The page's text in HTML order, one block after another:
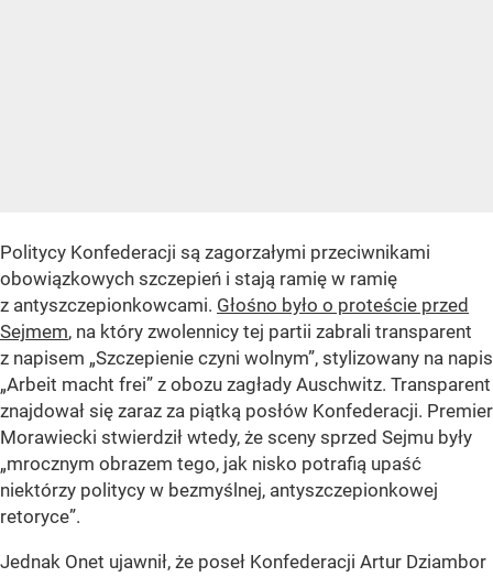
Politycy Konfederacji są zagorzałymi przeciwnikami
obowiązkowych szczepień i stają ramię w ramię
z antyszczepionkowcami. Głośno było o proteście przed
Sejmem, na który zwolennicy tej partii zabrali transparent
z napisem „Szczepienie czyni wolnym”, stylizowany na napis
„Arbeit macht frei” z obozu zagłady Auschwitz. Transparent
znajdował się zaraz za piątką posłów Konfederacji. Premier
Morawiecki stwierdził wtedy, że sceny sprzed Sejmu były
„mrocznym obrazem tego, jak nisko potrafią upaść
niektórzy politycy w bezmyślnej, antyszczepionkowej
retoryce”.
Jednak Onet ujawnił, że poseł Konfederacji Artur Dziambor